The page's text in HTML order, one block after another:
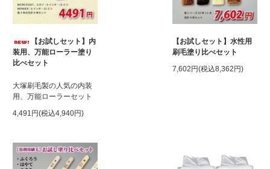
【お試しセット】内
装用、万能ローラー塗り
比べセット
大塚刷毛製の人気の内装
用、万能ローラーセット
4,491円(税込4,940円)
【お試しセット】水性用
刷毛塗り比べセット
7,602円(税込8,362円)